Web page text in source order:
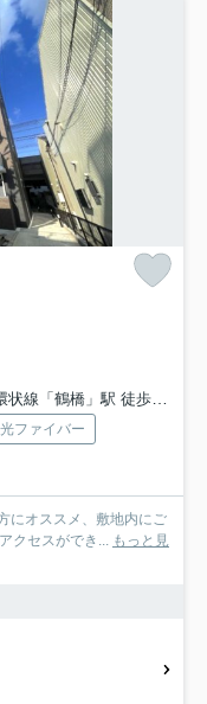
線「鶴橋」駅 徒歩13分
光ファイバー
にオススメ、敷地内にご
クセスができ... もっと見